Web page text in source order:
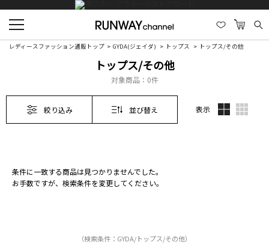
レディースファッション通販トップ GYDA(ジェイダ) トップス トップス/その他
トップス/その他
対象商品： 0件
絞り込み 並び替え 表示
条件に一致する商品は見つかりませんでした。
お手数ですが、検索条件を変更してください。
（検索条件：GYDA/トップス/その他）